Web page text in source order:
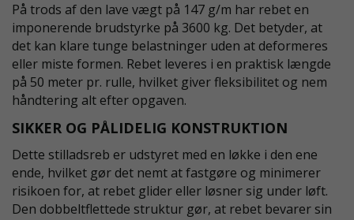
På trods af den lave vægt på 147 g/m har rebet en
imponerende brudstyrke på 3600 kg. Det betyder, at
det kan klare tunge belastninger uden at deformeres
eller miste formen. Rebet leveres i en praktisk længde
på 50 meter pr. rulle, hvilket giver fleksibilitet og nem
håndtering alt efter opgaven.
SIKKER OG PÅLIDELIG KONSTRUKTION
Dette stilladsreb er udstyret med en løkke i den ene
ende, hvilket gør det nemt at fastgøre og minimerer
risikoen for, at rebet glider eller løsner sig under løft.
Den dobbeltflettede struktur gør, at rebet bevarer sin